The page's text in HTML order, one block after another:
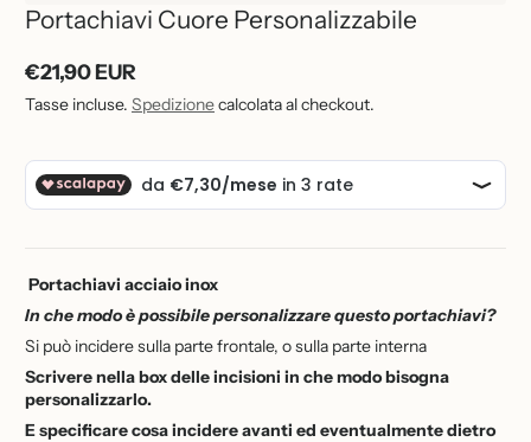
Portachiavi Cuore Personalizzabile
Prezzo
normale
€21,90 EUR
Tasse incluse. Spedizionecalcolata al checkout.
Portachiavi acciaio inox
In che modo è possibile personalizzare questo portachiavi?
Si può incidere sulla parte frontale, o sulla parte interna
Scrivere nella box delle incisioni in che modo bisogna
personalizzarlo.
E specificare cosa incidere avanti ed eventualmente dietro